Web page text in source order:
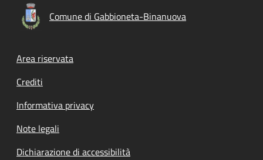
Comune di Gabbioneta-Binanuova
Footer menu
Area riservata
Crediti
Informativa privacy
Note legali
Dichiarazione di accessibilità